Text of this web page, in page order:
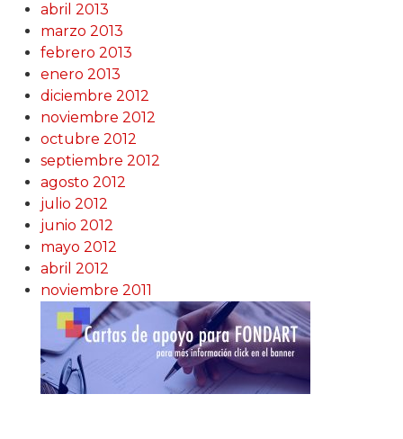
abril 2013
marzo 2013
febrero 2013
enero 2013
diciembre 2012
noviembre 2012
octubre 2012
septiembre 2012
agosto 2012
julio 2012
junio 2012
mayo 2012
abril 2012
noviembre 2011